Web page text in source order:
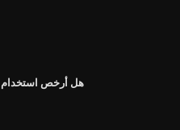
هل أرخص استخدام